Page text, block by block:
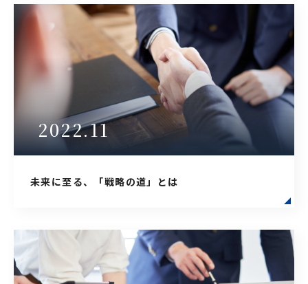
2022.11
未来に至る、「戦略の道」とは